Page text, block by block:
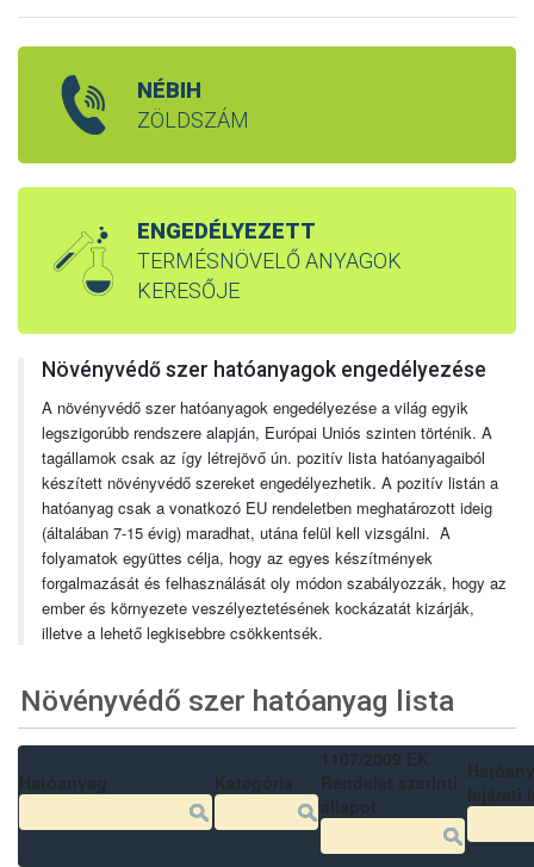
NÉBIH
ZÖLDSZÁM
ENGEDÉLYEZETT
TERMÉSNÖVELŐ ANYAGOK
KERESŐJE
Növényvédő szer hatóanyagok engedélyezése
A növényvédő szer hatóanyagok engedélyezése a világ egyik
legszigorúbb rendszere alapján, Európai Uniós szinten történik. A
tagállamok csak az így létrejövő ún. pozitív lista hatóanyagaiból
készített növényvédő szereket engedélyezhetik. A pozitív listán a
hatóanyag csak a vonatkozó EU rendeletben meghatározott ideig
(általában 7-15 évig) maradhat, utána felül kell vizsgálni. A
folyamatok együttes célja, hogy az egyes készítmények
forgalmazását és felhasználását oly módon szabályozzák, hogy az
ember és környezete veszélyeztetésének kockázatát kizárják,
illetve a lehető legkisebbre csökkentsék.
Növényvédő szer hatóanyag lista